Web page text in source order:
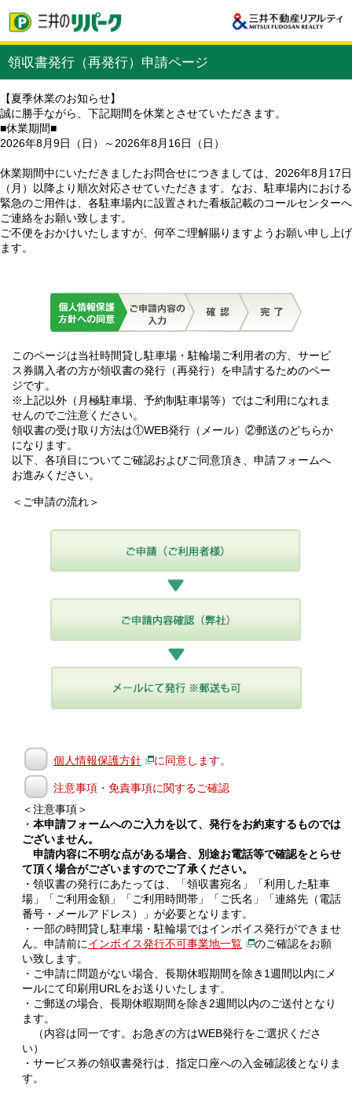
領収書発行（再発行）申請ページ
【夏季休業のお知らせ】
誠に勝手ながら、下記期間を休業とさせていただきます。
■休業期間■
2026年8月9日（日）～2026年8月16日（日）
休業期間中にいただきましたお問合せにつきましては、2026年8月17日
（月）以降より順次対応させていただきます。なお、駐車場内における
緊急のご用件は、各駐車場内に設置された看板記載のコールセンターへ
ご連絡をお願い致します。
ご不便をおかけいたしますが、何卒ご理解賜りますようお願い申し上げ
ます。
このページは当社時間貸し駐車場・駐輪場ご利用者の方、サービ
ス券購入者の方が領収書の発行（再発行）を申請するためのペー
ジです。
※上記以外（月極駐車場、予約制駐車場等）ではご利用になれま
せんのでご注意ください。
領収書の受け取り方法は①WEB発行（メール）②郵送のどちらか
になります。
以下、各項目についてご確認およびご同意頂き、申請フォームへ
お進みください。
＜ご申請の流れ＞
個人情報保護方針 に同意します。
注意事項・免責事項に関するご確認
＜注意事項＞
・ 本申請フォームへのご入力を以て、発行をお約束するものでは
ございません。
申請内容に不明な点がある場合、別途お電話等で確認をとらせ
て頂く場合がございますのでご了承ください。
・領収書の発行にあたっては、「領収書宛名」「利用した駐車
場」「ご利用金額」「ご利用時間帯」「ご氏名」「連絡先（電話
番号・メールアドレス）」が必要となります。
・一部の時間貸し駐車場・駐輪場ではインボイス発行ができませ
ん。申請前にインボイス発行不可事業地一覧
のご確認をお願
い致します。
・ご申請に問題がない場合、長期休暇期間を除き1週間以内にメ
ールにて印刷用URLをお送りいたします。
・ご郵送の場合、長期休暇期間を除き2週間以内のご送付となり
ます。
（内容は同一です。お急ぎの方はWEB発行をご選択くださ
い）
・サービス券の領収書発行は、指定口座への入金確認後となりま
す。